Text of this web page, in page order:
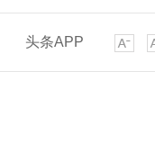
头条APP